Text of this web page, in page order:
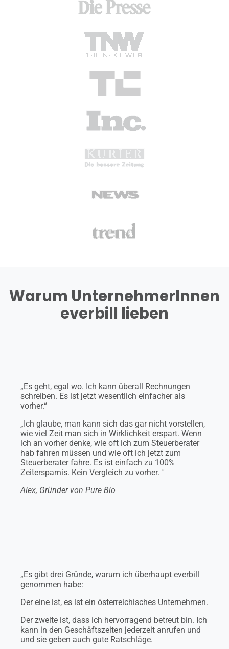
Warum UnternehmerInnen
everbill lieben
„Es geht, egal wo. Ich kann überall Rechnungen
schreiben. Es ist jetzt wesentlich einfacher als
vorher.“
„Ich glaube, man kann sich das gar nicht vorstellen,
wie viel Zeit man sich in Wirklichkeit erspart. Wenn
ich an vorher denke, wie oft ich zum Steuerberater
hab fahren müssen und wie oft ich jetzt zum
Steuerberater fahre. Es ist einfach zu 100%
Zeitersparnis. Kein Vergleich zu vorher. “
Alex, Gründer von Pure Bio
„Es gibt drei Gründe, warum ich überhaupt everbill
genommen habe:
Der eine ist, es ist ein österreichisches Unternehmen.
Der zweite ist, dass ich hervorragend betreut bin. Ich
kann in den Geschäftszeiten jederzeit anrufen und
und sie geben auch gute Ratschläge.